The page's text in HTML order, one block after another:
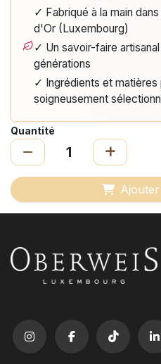
✓ Fabriqué à la main
d'Or (Luxembourg)
✓ Un savoir-faire
générations
✓ Ingrédients et matières
soigneusement
Quantité